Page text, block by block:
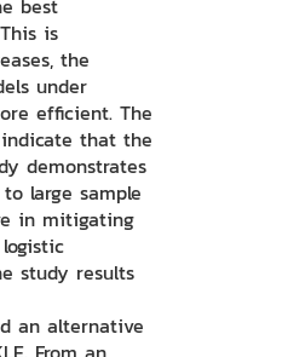
best
is
the
under
efficient. The
that the
demonstrates
large sample
in mitigating
study results
an alternative